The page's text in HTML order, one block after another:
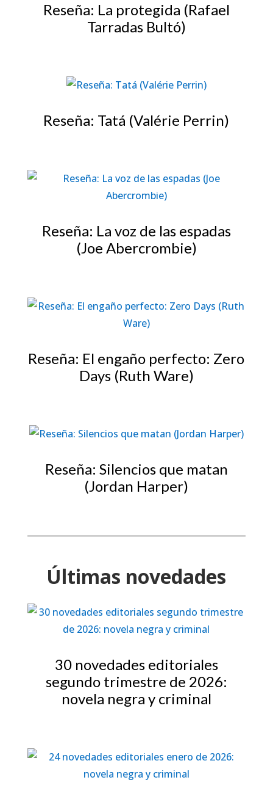
Reseña: La protegida (Rafael
Tarradas Bultó)
Reseña: Tatá (Valérie Perrin)
Reseña: La voz de las espadas
(Joe Abercrombie)
Reseña: El engaño perfecto: Zero
Days (Ruth Ware)
Reseña: Silencios que matan
(Jordan Harper)
Últimas novedades
30 novedades editoriales
segundo trimestre de 2026:
novela negra y criminal